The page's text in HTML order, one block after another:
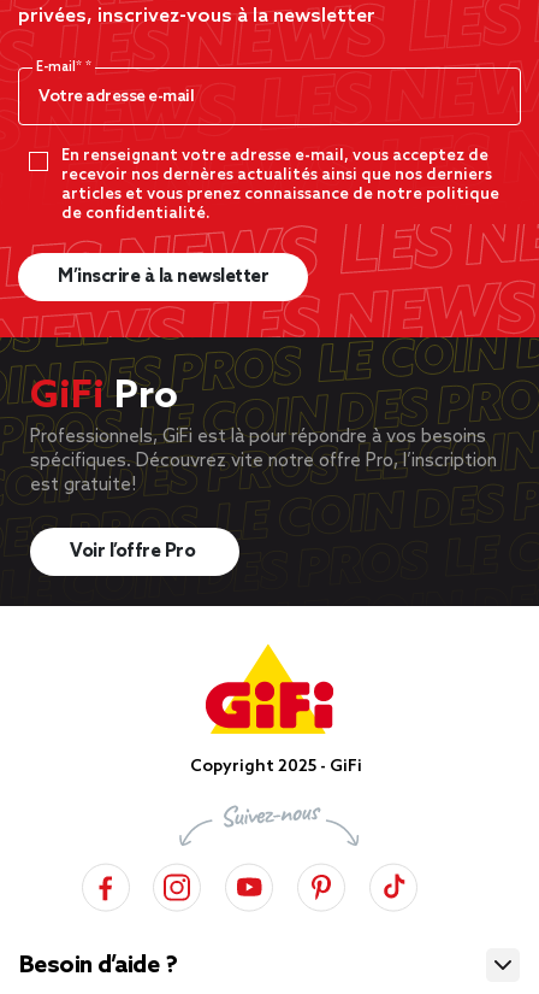
privées, inscrivez-vous à la newsletter
E-mail*
En renseignant votre adresse e-mail, vous acceptez de
recevoir nos dernères actualités ainsi que nos derniers
articles et vous prenez connaissance de notre politique
de confidentialité.
M’inscrire à la newsletter
GiFiPro
Professionnels, GiFi est là pour répondre à vos besoins
spécifiques. Découvrez vite notre offre Pro, l’inscription
est gratuite!
Voir l’offre Pro
Copyright 2025 - GiFi
Besoin d’aide ?